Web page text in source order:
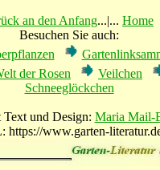
an den Anfang...|... Home
Besuchen Sie auch:
der Rosen
Veilchen
Schneeglöckchen
und Design: Maria Mail-
https://www.garten-